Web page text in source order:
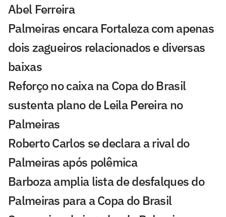
Abel Ferreira
Palmeiras encara Fortaleza com apenas
dois zagueiros relacionados e diversas
baixas
Reforço no caixa na Copa do Brasil
sustenta plano de Leila Pereira no
Palmeiras
Roberto Carlos se declara a rival do
Palmeiras após polêmica
Barboza amplia lista de desfalques do
Palmeiras para a Copa do Brasil